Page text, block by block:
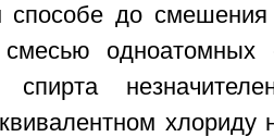
способе до
одноатомных
спирта
хлориду